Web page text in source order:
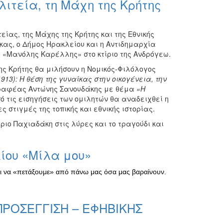
τη Μάχη της Κρήτης
της Μάχης της Κρήτης και της Εθνικής
ο Δήμος Ηρακλείου και η Αντιδημαρχία
Καρέλλης» στο κτίριο της Ανδρόγεω.
Κρήτης θα μιλήσουν η Νομικός-Φιλόλογος
Η θέση της γυναίκας στην οικογένεια, την
Αντώνης Σανουδάκης με θέμα «Η
εισηγήσεις των ομιλητών θα αναδειχθεί η
της τοπικής και εθνικής ιστορίας.
Παχιαδάκη στις λύρες και το τραγούδι και
«Μίλα μου»
να «πετάξουμε» από πάνω μας όσα μας βαραίνουν.
– ΕΦΗΒΙΚΗΣ